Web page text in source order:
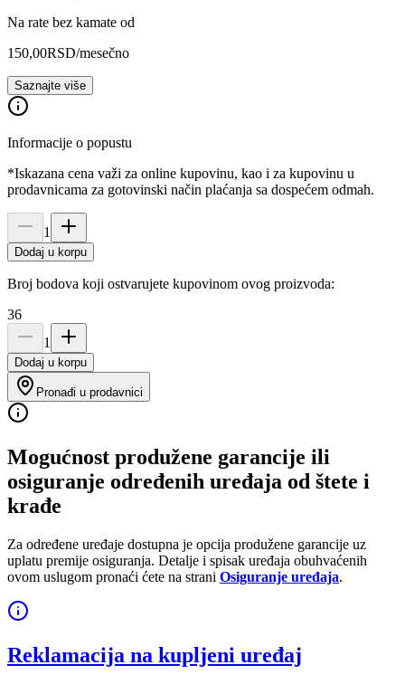
Na rate bez kamate od
150,00RSD/mesečno
Saznajte više
Informacije o popustu
*Iskazana cena važi za online kupovinu, kao i za kupovinu u
prodavnicama za gotovinski način plaćanja sa dospećem odmah.
1
Dodaj u korpu
Broj bodova koji ostvarujete kupovinom ovog proizvoda:
36
1
Dodaj u korpu
Pronađi u prodavnici
Mogućnost produžene garancije ili
osiguranje određenih uređaja od štete i
krađe
Za određene uređaje dostupna je opcija produžene garancije uz
uplatu premije osiguranja. Detalje i spisak uređaja obuhvaćenih
ovom uslugom pronaći ćete na strani Osiguranje uređaja.
Reklamacija na kupljeni uređaj